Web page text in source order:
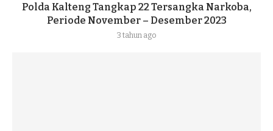
Polda Kalteng Tangkap 22 Tersangka Narkoba,
Periode November – Desember 2023
3 tahun ago